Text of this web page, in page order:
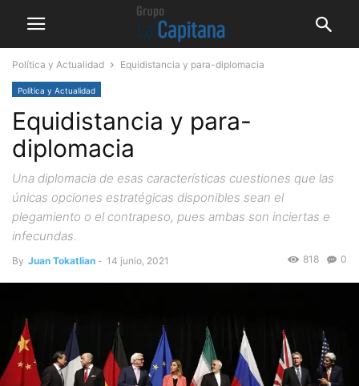
Política y Actualidad Equidistancia y para-diplomacia
Política y Actualidad
Equidistancia y para-
diplomacia
Una diplomacia de esas características cuestiones que las
únicas opciones estratégicas disponibles sean el
plegamiento o el contrapeso, pues ambas son inciertas e
infecundas.
By Juan Tokatlian - 14 junio, 2021 0
818